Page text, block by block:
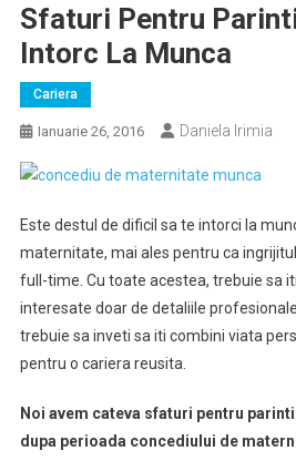
Sfaturi Pentru
Intorc La Munca
Cariera
Ianuarie 26, 2016 Daniela Irimia
Este destul de dificil sa te intorci la
maternitate, mai ales pentru ca
full-time. Cu toate acestea, trebuie sa
interesate doar de detaliile
trebuie sa inveti sa iti combini viata
pentru o cariera reusita.
Noi avem cateva sfaturi pentru
dupa perioada concediului de